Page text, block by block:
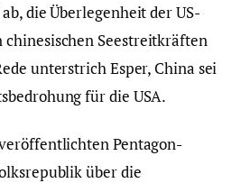
die Überlegenheit der US-
chinesischen Seestreitkräften
unterstrich Esper, China sei
für die USA.
Pentagon-
über die